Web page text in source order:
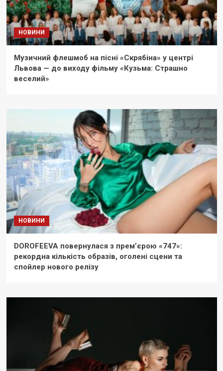
НОВИНИ
Музичний флешмоб на пісні «Скрябіна» у центрі
Львова — до виходу фільму «Кузьма: Страшно
веселий»
НОВИНИ
DOROFEEVA повернулася з прем’єрою «747»:
рекордна кількість образів, оголені сцени та
спойлер нового релізу